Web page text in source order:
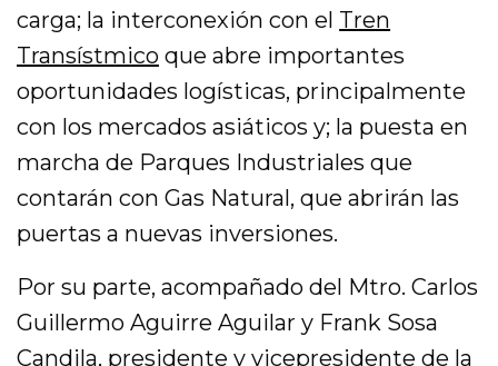
carga; la interconexión con el Tren
Transístmico que abre importantes
oportunidades logísticas, principalmente
con los mercados asiáticos y; la puesta en
marcha de Parques Industriales que
contarán con Gas Natural, que abrirán las
puertas a nuevas inversiones.
Por su parte, acompañado del Mtro. Carlos
Guillermo Aguirre Aguilar y Frank Sosa
Candila, presidente y vicepresidente de la